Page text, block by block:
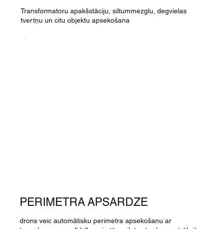
PERIMETRA APSARDZE
drons veic automātisku perimetra apsekošanu ar
Transformatoru apakšstāciju, siltummezglu, degvielas
tvertņu un citu objektu apsekošana